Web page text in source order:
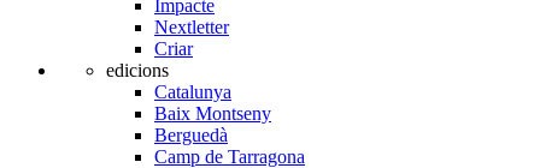
Impacte
Nextletter
Criar
edicions
Catalunya
Baix Montseny
Berguedà
Camp de Tarragona